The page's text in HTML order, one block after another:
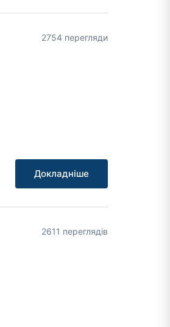
2754 перегляди
Докладніше
2611 переглядів